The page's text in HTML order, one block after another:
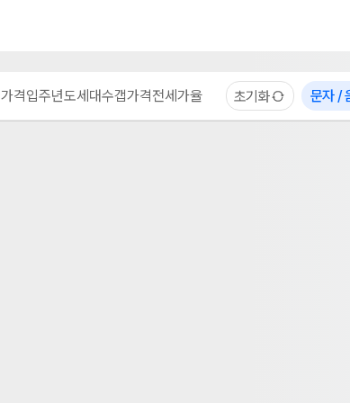
가격입주년도세대수갭가격전세가율 초기화 문자 /